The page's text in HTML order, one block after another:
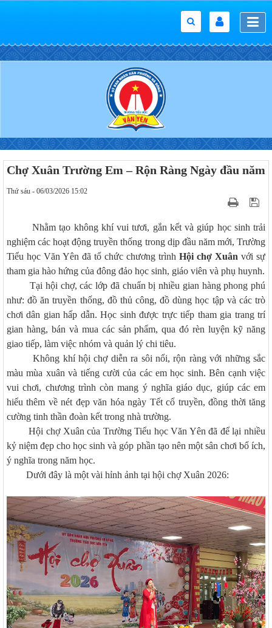
Chợ Xuân Trường Em – Rộn Ràng Ngày đầu năm
Thứ sáu - 06/03/2026 15:02
Nhằm tạo không khí vui tươi, gắn kết và giúp học sinh trải
nghiệm các hoạt động truyền thống trong dịp đầu năm mới, Trường
Tiểu học Văn Yên đã tổ chức chương trình Hội chợ Xuân với sự
tham gia hào hứng của đông đảo học sinh, giáo viên và phụ huynh.
Tại hội chợ, các lớp đã chuẩn bị nhiều gian hàng phong phú
như: đồ ăn truyền thống, đồ thủ công, đồ dùng học tập và các trò
chơi dân gian hấp dẫn. Học sinh được trực tiếp tham gia trang trí
gian hàng, bán và mua các sản phẩm, qua đó rèn luyện kỹ năng
giao tiếp, làm việc nhóm và quản lý chi tiêu.
Không khí hội chợ diễn ra sôi nổi, rộn ràng với những sắc
màu mùa xuân và tiếng cười của các em học sinh. Bên cạnh việc
vui chơi, chương trình còn mang ý nghĩa giáo dục, giúp các em
hiểu thêm về nét đẹp văn hóa ngày Tết cổ truyền, đồng thời tăng
cường tinh thần đoàn kết trong nhà trường.
Hội chợ Xuân của Trường Tiểu học Văn Yên đã để lại nhiều
kỷ niệm đẹp cho học sinh và góp phần tạo nên một sân chơi bổ ích,
ý nghĩa trong năm học.
Dưới đây là một vài hỉnh ảnh tại hội chợ Xuân 2026: